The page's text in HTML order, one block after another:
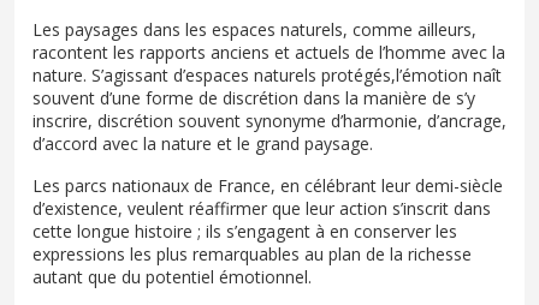
Les paysages dans les espaces naturels, comme ailleurs,
racontent les rapports anciens et actuels de l’homme avec la
nature. S’agissant d’espaces naturels protégés,l’émotion naît
souvent d’une forme de discrétion dans la manière de s’y
inscrire, discrétion souvent synonyme d’harmonie, d’ancrage,
d’accord avec la nature et le grand paysage.
Les parcs nationaux de France, en célébrant leur demi-siècle
d’existence, veulent réaffirmer que leur action s’inscrit dans
cette longue histoire ; ils s’engagent à en conserver les
expressions les plus remarquables au plan de la richesse
autant que du potentiel émotionnel.